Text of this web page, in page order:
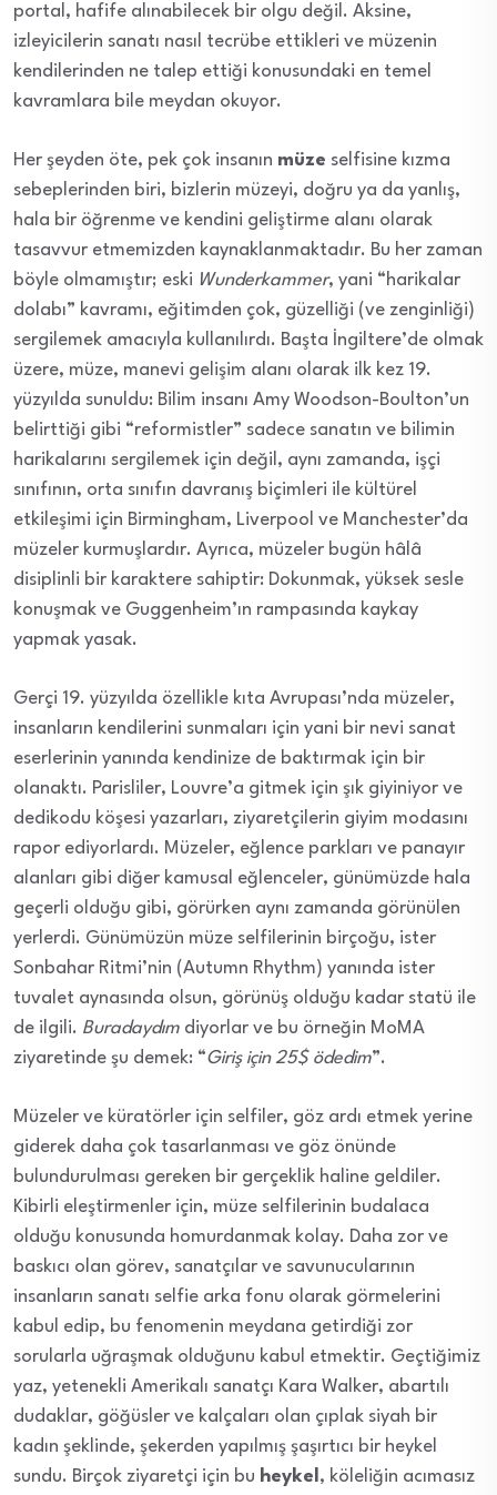
portal, hafife alınabilecek bir olgu değil. Aksine,
izleyicilerin sanatı nasıl tecrübe ettikleri ve müzenin
kendilerinden ne talep ettiği konusundaki en temel
kavramlara bile meydan okuyor.
Her şeyden öte, pek çok insanın müze selfisine kızma
sebeplerinden biri, bizlerin müzeyi, doğru ya da yanlış,
hala bir öğrenme ve kendini geliştirme alanı olarak
tasavvur etmemizden kaynaklanmaktadır. Bu her zaman
böyle olmamıştır; eski Wunderkammer, yani “harikalar
dolabı” kavramı, eğitimden çok, güzelliği (ve zenginliği)
sergilemek amacıyla kullanılırdı. Başta İngiltere’de olmak
üzere, müze, manevi gelişim alanı olarak ilk kez 19.
yüzyılda sunuldu: Bilim insanı Amy Woodson-Boulton’un
belirttiği gibi “reformistler” sadece sanatın ve bilimin
harikalarını sergilemek için değil, aynı zamanda, işçi
sınıfının, orta sınıfın davranış biçimleri ile kültürel
etkileşimi için Birmingham, Liverpool ve Manchester’da
müzeler kurmuşlardır. Ayrıca, müzeler bugün hâlâ
disiplinli bir karaktere sahiptir: Dokunmak, yüksek sesle
konuşmak ve Guggenheim’ın rampasında kaykay
yapmak yasak.
Gerçi 19. yüzyılda özellikle kıta Avrupası’nda müzeler,
insanların kendilerini sunmaları için yani bir nevi sanat
eserlerinin yanında kendinize de baktırmak için bir
olanaktı. Parisliler, Louvre’a gitmek için şık giyiniyor ve
dedikodu köşesi yazarları, ziyaretçilerin giyim modasını
rapor ediyorlardı. Müzeler, eğlence parkları ve panayır
alanları gibi diğer kamusal eğlenceler, günümüzde hala
geçerli olduğu gibi, görürken aynı zamanda görünülen
yerlerdi. Günümüzün müze selfilerinin birçoğu, ister
Sonbahar Ritmi’nin (Autumn Rhythm) yanında ister
tuvalet aynasında olsun, görünüş olduğu kadar statü ile
de ilgili. Buradaydım diyorlar ve bu örneğin MoMA
ziyaretinde şu demek: “Giriş için 25$ ödedim”.
Müzeler ve küratörler için selfiler, göz ardı etmek yerine
giderek daha çok tasarlanması ve göz önünde
bulundurulması gereken bir gerçeklik haline geldiler.
Kibirli eleştirmenler için, müze selfilerinin budalaca
olduğu konusunda homurdanmak kolay. Daha zor ve
baskıcı olan görev, sanatçılar ve savunucularının
insanların sanatı selfie arka fonu olarak görmelerini
kabul edip, bu fenomenin meydana getirdiği zor
sorularla uğraşmak olduğunu kabul etmektir. Geçtiğimiz
yaz, yetenekli Amerikalı sanatçı Kara Walker, abartılı
dudaklar, göğüsler ve kalçaları olan çıplak siyah bir
kadın şeklinde, şekerden yapılmış şaşırtıcı bir heykel
sundu. Birçok ziyaretçi için bu heykel , köleliğin acımasız